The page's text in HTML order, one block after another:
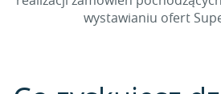
wystawianiu ofert